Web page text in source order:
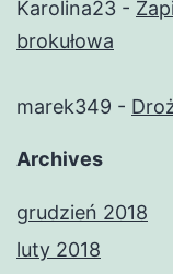
Karolina23 -
brokułowa
marek349 -
Archives
grudzień 2018
luty 2018